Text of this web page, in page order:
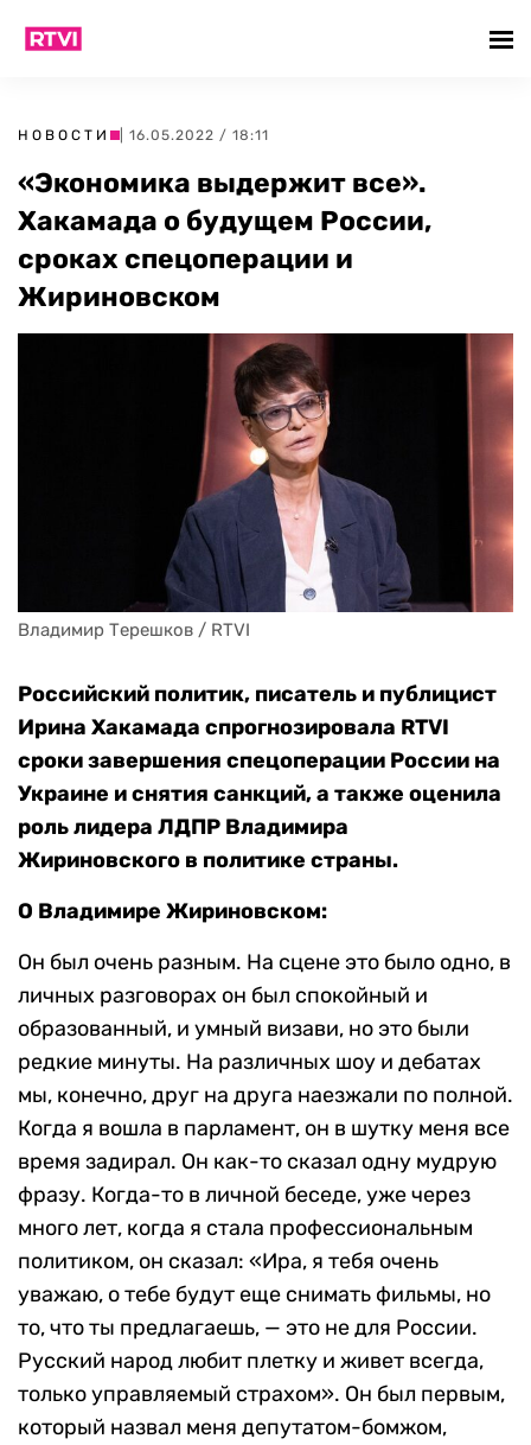
НОВОСТИ | 16.05.2022 / 18:11
«Экономика выдержит все».
Хакамада о будущем России,
сроках спецоперации и
Жириновском
Владимир Терешков / RTVI
Российский политик, писатель и публицист
Ирина Хакамада спрогнозировала RTVI
сроки завершения спецоперации России на
Украине и снятия санкций, а также оценила
роль лидера ЛДПР Владимира
Жириновского в политике страны.
О Владимире Жириновском:
Он был очень разным. На сцене это было одно, в
личных разговорах он был спокойный и
образованный, и умный визави, но это были
редкие минуты. На различных шоу и дебатах
мы, конечно, друг на друга наезжали по полной.
Когда я вошла в парламент, он в шутку меня все
время задирал. Он как-то сказал одну мудрую
фразу. Когда-то в личной беседе, уже через
много лет, когда я стала профессиональным
политиком, он сказал: «Ира, я тебя очень
уважаю, о тебе будут еще снимать фильмы, но
то, что ты предлагаешь, — это не для России.
Русский народ любит плетку и живет всегда,
только управляемый страхом». Он был первым,
который назвал меня депутатом-бомжом,